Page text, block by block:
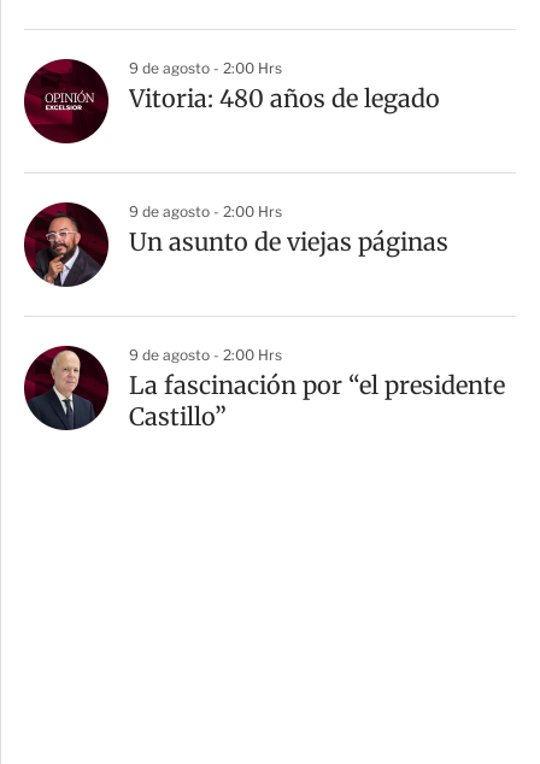
9 de agosto - 2:00 Hrs
Vitoria: 480 años de legado
9 de agosto - 2:00 Hrs
Un asunto de viejas páginas
9 de agosto - 2:00 Hrs
La fascinación por “el presidente
Castillo”